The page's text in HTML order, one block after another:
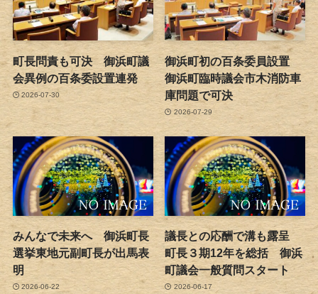
町長問責も可決 御浜町議
会異例の百条委設置連発
2026-07-30
御浜町初の百条委員設置
御浜町臨時議会市木消防車
庫問題で可決
2026-07-29
みんなで未来へ 御浜町長
選挙東地元副町長が出馬表
明
2026-06-22
議長との応酬で溝も露呈
町長３期12年を総括 御浜
町議会一般質問スタート
2026-06-17